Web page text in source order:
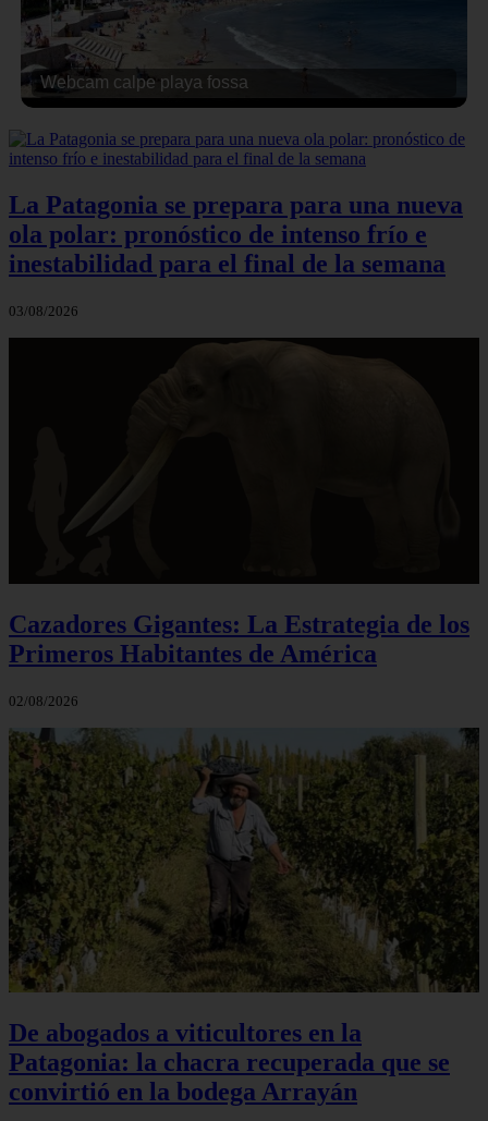
Webcam calpe playa fossa
La Patagonia se prepara para una nueva
ola polar: pronóstico de intenso frío e
inestabilidad para el final de la semana
03/08/2026
Cazadores Gigantes: La Estrategia de los
Primeros Habitantes de América
02/08/2026
De abogados a viticultores en la
Patagonia: la chacra recuperada que se
convirtió en la bodega Arrayán